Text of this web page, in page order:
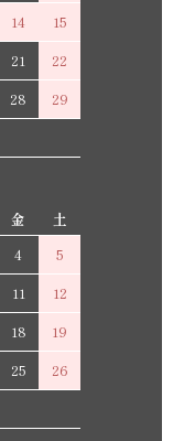
14
15
21
22
28
29
金
土
4
5
11
12
18
19
25
26